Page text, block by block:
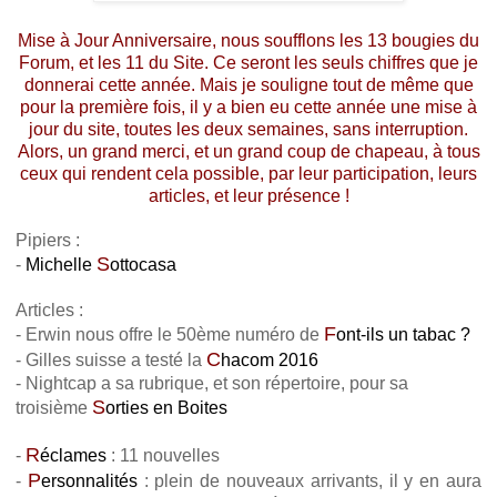
Mise à Jour Anniversaire, nous soufflons les 13 bougies du
Forum, et les 11 du Site. Ce seront les seuls chiffres que je
donnerai cette année. Mais je souligne tout de même que
pour la première fois, il y a bien eu cette année une mise à
jour du site, toutes les deux semaines, sans interruption.
Alors, un grand merci, et un grand coup de chapeau, à tous
ceux qui rendent cela possible, par leur participation, leurs
articles, et leur présence !
Pipiers :
- Michelle Sottocasa
Articles :
- Erwin nous offre le 50ème numéro de Font-ils un tabac ?
- Gilles suisse a testé la Chacom 2016
- Nightcap a sa rubrique, et son répertoire, pour sa
troisième Sorties en Boites
- Réclames : 11 nouvelles
- Personnalités: plein de nouveaux arrivants, il y en aura